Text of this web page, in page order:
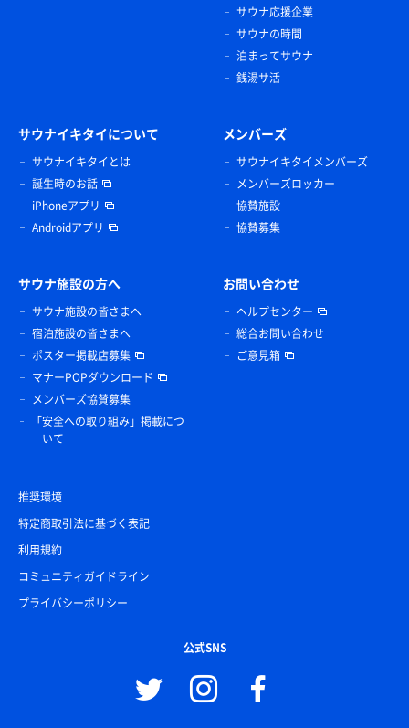
サウナ応援企業
サウナの時間
泊まってサウナ
銭湯サ活
サウナイキタイについて
サウナイキタイとは
誕生時のお話
iPhoneアプリ
Androidアプリ
メンバーズ
サウナイキタイメンバーズ
メンバーズロッカー
協賛施設
協賛募集
サウナ施設の方へ
サウナ施設の皆さまへ
宿泊施設の皆さまへ
ポスター掲載店募集
マナーPOPダウンロード
メンバーズ協賛募集
「安全への取り組み」掲載につ
いて
お問い合わせ
ヘルプセンター
総合お問い合わせ
ご意見箱
推奨環境
特定商取引法に基づく表記
利用規約
コミュニティガイドライン
プライバシーポリシー
公式SNS